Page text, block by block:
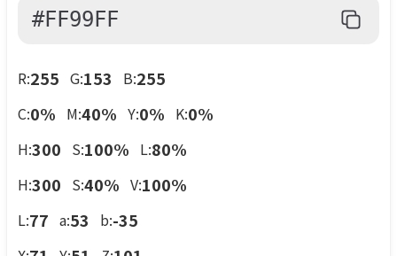
#FF99FF
R:255 G:153 B:255
C:0% M:40% Y:0% K:0%
H:300 S:100% L:80%
H:300 S:40% V:100%
L:77 a:53 b:-35